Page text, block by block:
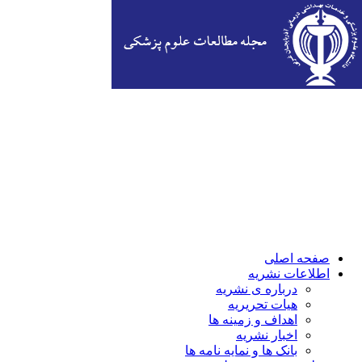
صفحه اصلی
اطلاعات نشریه
درباره ی نشریه
هیات تحریریه
اهداف و زمینه ها
اخبار نشریه
بانک ها و نمایه نامه ها